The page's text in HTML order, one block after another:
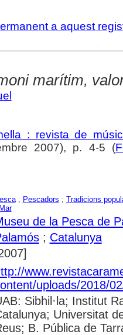
a aquest
marítim,
: revista de
2007), p. 4-5 (
; Pescadors ; Tradicions
Mar
de la Pesca de
; Catalunya
uploads/2018/
Sibhil·la; Institut
Universitat
B. Pública de